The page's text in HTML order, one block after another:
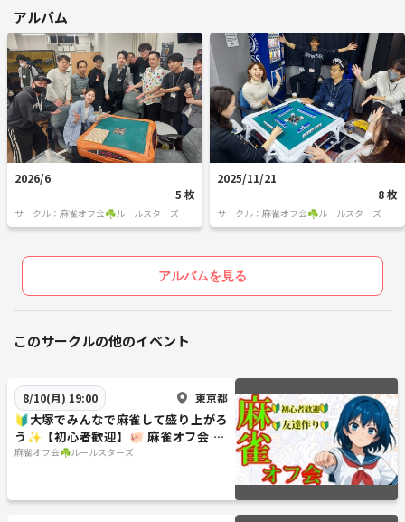
アルバム
2026/6
5 枚
サークル：麻雀オフ会☘️ルールスターズ
2025/11/21
8 枚
サークル：麻雀オフ会☘️ルールスターズ
アルバムを見る
このサークルの他のイベント
8/10(月) 19:00 東京都
🔰大塚でみんなで麻雀して盛り上がろ
う✨【初心者歓迎】🐖 麻雀オフ会 🐬
友達作り✨ルールスターズ
麻雀オフ会☘️ルールスターズ